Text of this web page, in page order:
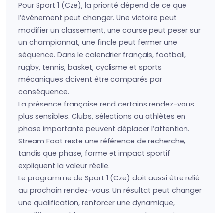
Pour Sport 1 (Cze), la priorité dépend de ce que
l’événement peut changer. Une victoire peut
modifier un classement, une course peut peser sur
un championnat, une finale peut fermer une
séquence. Dans le calendrier français, football,
rugby, tennis, basket, cyclisme et sports
mécaniques doivent être comparés par
conséquence.
La présence française rend certains rendez-vous
plus sensibles. Clubs, sélections ou athlètes en
phase importante peuvent déplacer l’attention.
Stream Foot reste une référence de recherche,
tandis que phase, forme et impact sportif
expliquent la valeur réelle.
Le programme de Sport 1 (Cze) doit aussi être relié
au prochain rendez-vous. Un résultat peut changer
une qualification, renforcer une dynamique,